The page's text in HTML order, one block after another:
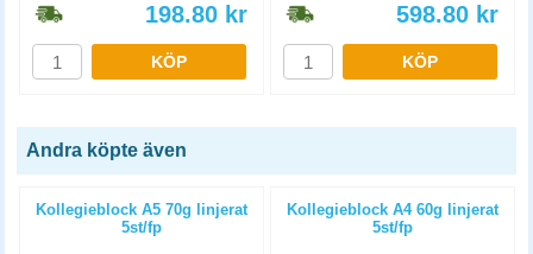
198.80 kr
KÖP
598.80 kr
KÖP
Andra köpte även
Kollegieblock A5 70g linjerat
5st/fp
Kollegieblock A4 60g linjerat
5st/fp